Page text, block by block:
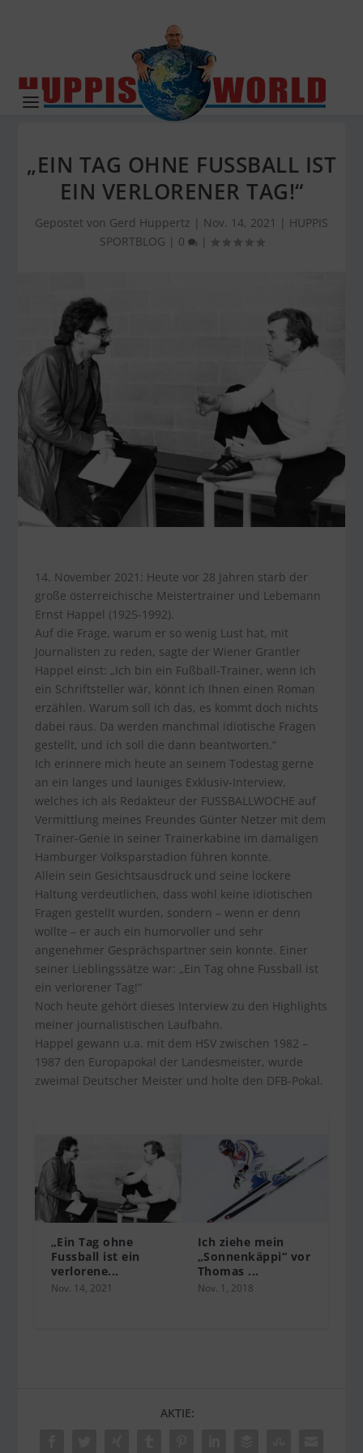
„EIN TAG OHNE FUSSBALL IST
EIN VERLORENER TAG!“
Gepostet von Gerd Huppertz | Nov. 14, 2021 | HUPPIS
SPORTBLOG | 0 |
14. November 2021: Heute vor 28 Jahren starb der
große österreichische Meistertrainer und Lebemann
Ernst Happel (1925-1992).
Auf die Frage, warum er so wenig Lust hat, mit
Journalisten zu reden, sagte der Wiener Grantler
Happel einst: „Ich bin ein Fußball-Trainer, wenn ich
ein Schriftsteller wär, könnt ich Ihnen einen Roman
erzählen. Warum soll ich das, es kommt doch nichts
dabei raus. Da werden manchmal idiotische Fragen
gestellt, und ich soll die dann beantworten.“
Ich erinnere mich heute an seinem Todestag gerne
an ein langes und launiges Exklusiv-Interview,
welches ich als Redakteur der FUSSBALLWOCHE auf
Vermittlung meines Freundes Günter Netzer mit dem
Trainer-Genie in seiner Trainerkabine im damaligen
Hamburger Volksparstadion führen konnte.
Allein sein Gesichtsausdruck und seine lockere
Haltung verdeutlichen, dass wohl keine idiotischen
Fragen gestellt wurden, sondern – wenn er denn
wollte – er auch ein humorvoller und sehr
angenehmer Gesprächspartner sein konnte. Einer
seiner Lieblingssätze war: „Ein Tag ohne Fussball ist
ein verlorener Tag!“
Noch heute gehört dieses Interview zu den Highlights
meiner journalistischen Laufbahn.
Happel gewann u.a. mit dem HSV zwischen 1982 –
1987 den Europapokal der Landesmeister, wurde
zweimal Deutscher Meister und holte den DFB-Pokal.
„Ein Tag ohne
Fussball ist ein
verlorene...
Nov. 14, 2021
Ich ziehe mein
„Sonnenkäppi“ vor
Thomas ...
Nov. 1, 2018
AKTIE: